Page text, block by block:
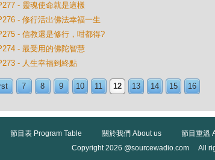
- 靈魂使命就是這樣
- 修行活出佛法幸福一生
- 信教還是修行，咁都得?
- 最受用的佛陀智慧
- 人生幸福到終點
7 8 9 10 11 12 13 14 15 16
節目表 Program Table 關於我們 About us 節目重溫
Copyright 2026 @sourcewadio.com All